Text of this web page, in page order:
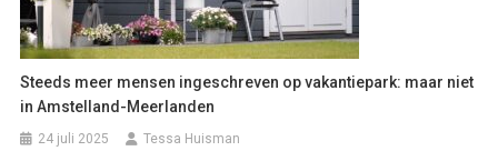
Steeds meer mensen ingeschreven op vakantiepark: maar niet
in Amstelland-Meerlanden
24 juli 2025 Tessa Huisman